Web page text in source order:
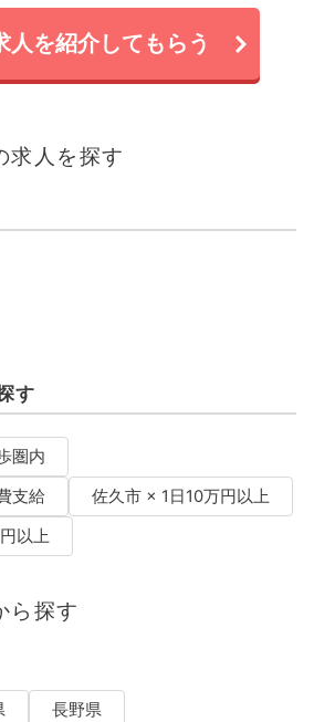
人を紹介してもらう
求人を探す
す
圏内
支給
佐久市 × 1日10万円以上
以上
ら探す
長野県